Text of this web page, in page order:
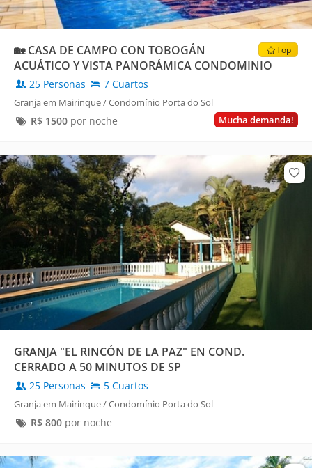
Top
🏡 CASA DE CAMPO CON TOBOGÁN
ACUÁTICO Y VISTA PANORÁMICA CONDOMINIO
PORTA DO SOL
25 Personas 7 Cuartos
Granja em Mairinque / Condomínio Porta do Sol
Mucha demanda!
R$ 1500por noche
GRANJA "EL RINCÓN DE LA PAZ" EN COND.
CERRADO A 50 MINUTOS DE SP
25 Personas 5 Cuartos
Granja em Mairinque / Condomínio Porta do Sol
R$ 800por noche